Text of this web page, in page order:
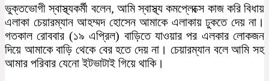
ভুক্তভোগী স্বাস্থ্যকর্মী বলেন, আমি স্বাস্থ্য কমপ্লেক্সে কাজ করি বিধায়
এলাকা চেয়ারম্যান আহম্মদ হোসেন আমাকে এলাকায় ঢুকতে দেয় না।
গতকাল রোববার (১৯ এপ্রিল) বাড়িতে যাওয়ার পর এলকার লোকজন
দিয়ে আমাকে বাড়ি থেকে বের হতে দেয় না। চেয়ারম্যান বলে আমি সহ
আমার পরিবার যেনো ইটভাটাই গিয়ে থাকি।